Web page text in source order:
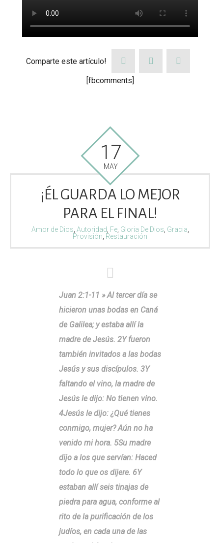
Comparte este artículo!
[fbcomments]
17
MAY
¡ÉL GUARDA LO MEJOR
PARA EL FINAL!
Amor de Dios Autoridad Fe, Gloria De Dios Gracia
Provisión Restauración
Juan 2:1-11 » Al tercer día se
hicieron unas bodas en Caná
de Galilea; y estaba allí la
madre de Jesús. 2Y fueron
también invitados a las bodas
Jesús y sus discípulos. 3Y
faltando el vino, la madre de
Jesús le dijo: No tienen vino.
4Jesús le dijo: ¿Qué tienes
conmigo, mujer? Aún no ha
venido mi hora. 5Su madre
dijo a los que servían: Haced
todo lo que os dijere. 6Y
estaban allí seis tinajas de
piedra para agua, conforme al
rito de la purificación de los
judíos, en cada una de las